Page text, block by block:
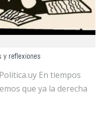
y reflexiones
En tiempos
que ya la derecha